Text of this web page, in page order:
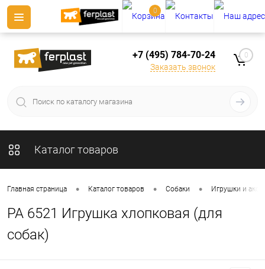
+7 (495) 784-70-24
Заказать звонок
0
Каталог товаров
Главная страница • Каталог товаров • Собаки • Игрушки и
PA 6521 Игрушка хлопковая (для
собак)
0